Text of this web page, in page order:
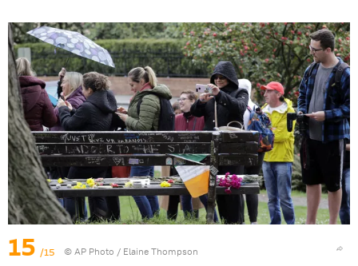
15 /15 © AP Photo / Elaine Thompson